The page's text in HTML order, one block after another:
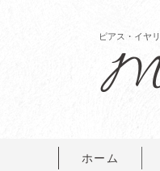
ピアス・イヤ
ホーム